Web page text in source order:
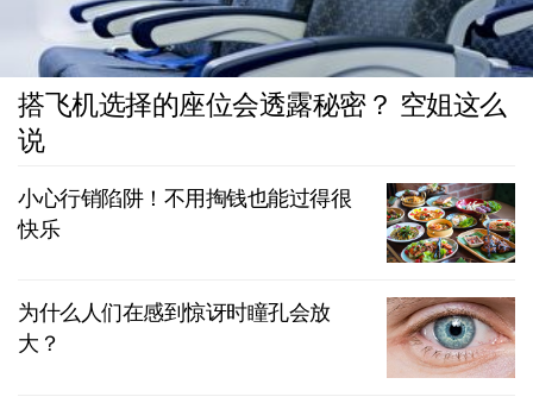
搭飞机选择的座位会透露秘密？ 空姐这么
说
小心行销陷阱！不用掏钱也能过得很
快乐
为什么人们在感到惊讶时瞳孔会放
大？